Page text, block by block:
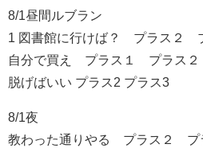
8/1昼間ルブラン
1 図書館に行けば？ プラス２
自分で買え プラス１ プラス２
脱げばいい プラス2 プラス3
8/1夜
教わった通りやる プラス２ プ